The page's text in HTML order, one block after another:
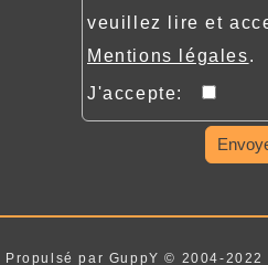
veuillez lire et
Mentions légales.
J'accepte:
Propulsé par GuppY© 2004-2022